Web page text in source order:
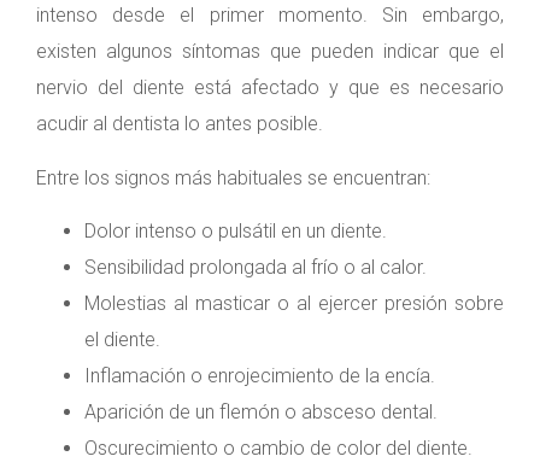
intenso desde el primer momento. Sin embargo,
existen algunos síntomas que pueden indicar que el
nervio del diente está afectado y que es necesario
acudir al dentista lo antes posible.
Entre los signos más habituales se encuentran:
Dolor intenso o pulsátil en un diente.
Sensibilidad prolongada al frío o al calor.
Molestias al masticar o al ejercer presión sobre
el diente.
Inflamación o enrojecimiento de la encía.
Aparición de un flemón o absceso dental.
Oscurecimiento o cambio de color del diente.